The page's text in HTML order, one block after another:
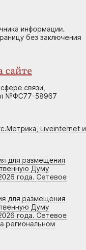
информации.
без заключения
сайте
связи,
№ФС77-58967
Liveinternet и
для размещения
Думу
года. Сетевое
для размещения
Думу
года. Сетевое
региональном